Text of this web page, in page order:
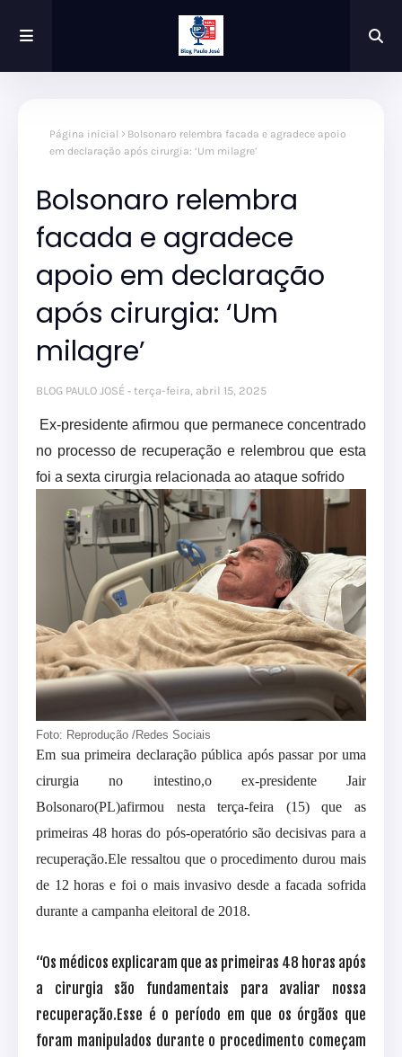
Página inicial
Bolsonaro relembra facada e agradece apoio
em declaração após cirurgia: ‘Um milagre’
Bolsonaro relembra
facada e agradece
apoio em declaração
após cirurgia: ‘Um
milagre’
BLOG PAULO JOSÉ terça-feira, abril 15, 2025
Ex-presidente afirmou que permanece concentrado
no processo de recuperação e relembrou que esta
foi a sexta cirurgia relacionada ao ataque sofrido
Foto: Reprodução /Redes Sociais
Em sua primeira declaração pública após passar por uma
cirurgia no intestino,o ex-presidente Jair
Bolsonaro(PL)afirmou nesta terça-feira (15) que as
primeiras 48 horas do pós-operatório são decisivas para a
recuperação.Ele ressaltou que o procedimento durou mais
de 12 horas e foi o mais invasivo desde a facada sofrida
durante a campanha eleitoral de 2018.
“Os médicos explicaram que as primeiras 48 horas após
a cirurgia são fundamentais para avaliar nossa
recuperação.Esse é o período em que os órgãos que
foram manipulados durante o procedimento começam